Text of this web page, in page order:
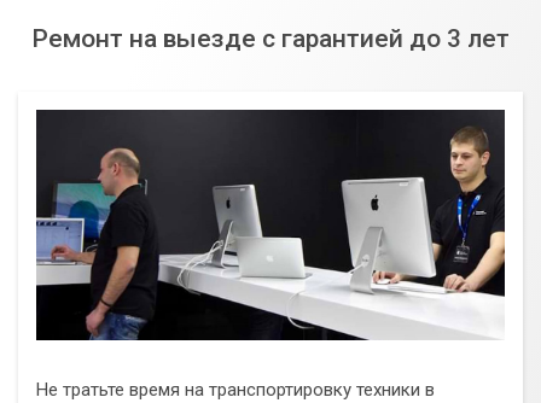
Ремонт на выезде с гарантией до 3 лет
Не тратьте время на транспортировку техники в